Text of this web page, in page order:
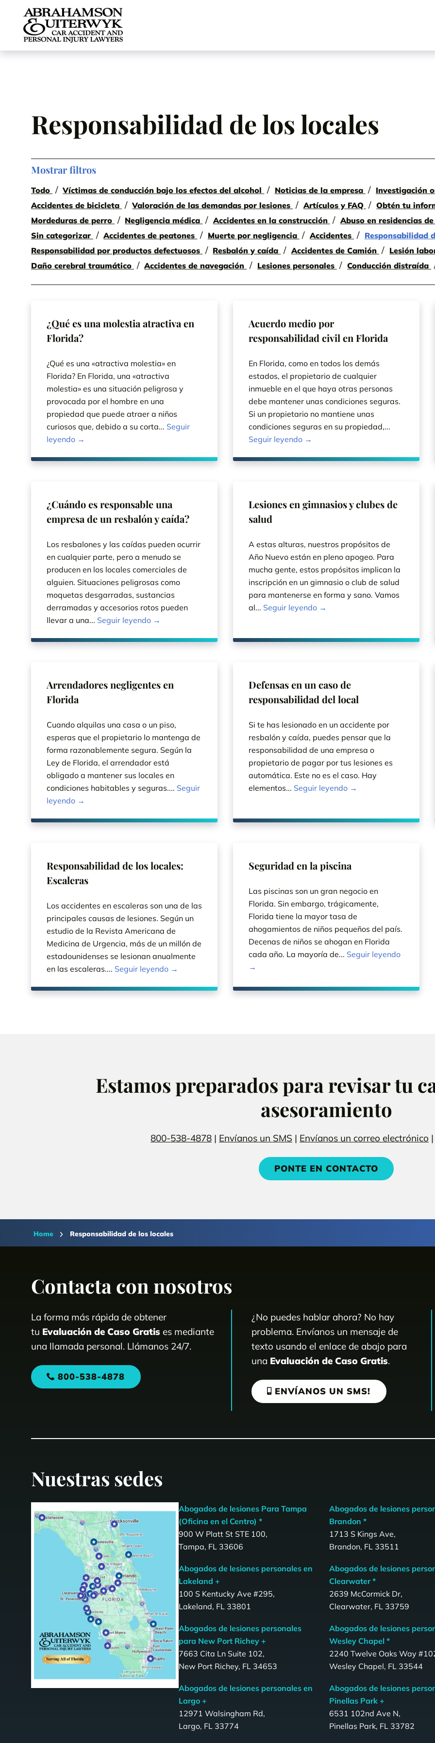
Skip to content
Responsabilidad de los locales
Mostrar filtros
Todo Víctimas de conducción bajo los efectos del alcohol Noticias de la empresa Investigación
Accidentes de bicicleta
Valoración de las demandas por lesiones Artículos y FAQ Obtén tu
Mordeduras de perro
Negligencia médica Accidentes en la construcción Abuso en residencias
Sin categorizar
Accidentes de peatones Muerte por negligencia Accidentes
Responsabilidad
Responsabilidad por productos defectuosos
Resbalón y caída Accidentes de Camión Lesión
Daño cerebral traumático
Accidentes de navegación Lesiones personales Conducción distraída
¿Qué es una molestia atractiva en
Florida?
¿Qué es una «atractiva molestia» en
Florida? En Florida, una «atractiva
molestia» es una situación peligrosa y
provocada por el hombre en una
propiedad que puede atraer a niños
curiosos que, debido a su corta... Seguir
leyendo →
Acuerdo medio por
responsabilidad civil en Florida
En Florida, como en todos los demás
estados, el propietario de cualquier
inmueble en el que haya otras personas
debe mantener unas condiciones seguras.
Si un propietario no mantiene unas
condiciones seguras en su propiedad,...
Seguir leyendo →
¿Cuándo es responsable una
empresa de un resbalón y caída?
Los resbalones y las caídas pueden ocurrir
en cualquier parte, pero a menudo se
producen en los locales comerciales de
alguien. Situaciones peligrosas como
moquetas desgarradas, sustancias
derramadas y accesorios rotos pueden
llevar a una... Seguir leyendo →
Lesiones en gimnasios y clubes de
salud
A estas alturas, nuestros propósitos de
Año Nuevo están en pleno apogeo. Para
mucha gente, estos propósitos implican la
inscripción en un gimnasio o club de salud
para mantenerse en forma y sano. Vamos
al... Seguir leyendo →
Arrendadores negligentes en
Florida
Cuando alquilas una casa o un piso,
esperas que el propietario lo mantenga de
forma razonablemente segura. Según la
Ley de Florida, el arrendador está
obligado a mantener sus locales en
condiciones habitables y seguras.... Seguir
leyendo →
Defensas en un caso de
responsabilidad del local
Si te has lesionado en un accidente por
resbalón y caída, puedes pensar que la
responsabilidad de una empresa o
propietario de pagar por tus lesiones es
automática. Este no es el caso. Hay
elementos... Seguir leyendo →
Responsabilidad de los locales:
Escaleras
Los accidentes en escaleras son una de las
principales causas de lesiones. Según un
estudio de la Revista Americana de
Medicina de Urgencia, más de un millón de
estadounidenses se lesionan anualmente
en las escaleras.... Seguir leyendo →
Seguridad en la piscina
Las piscinas son un gran negocio en
Florida. Sin embargo, trágicamente,
Florida tiene la mayor tasa de
ahogamientos de niños pequeños del país.
Decenas de niños se ahogan en Florida
cada año. La mayoría de... Seguir leyendo
→
Estamos preparados para revisar tu
asesoramiento
800-538-4878 | Envíanos un SMS | Envíanos un correo electrónico
PONTE EN CONTACTO
Home Responsabilidad de los locales
Contacta con nosotros
La forma más rápida de obtener
tu Evaluación de Caso Gratis es mediante
una llamada personal. Llámanos 24/7.
800-538-4878
¿No puedes hablar ahora? No hay
problema. Envíanos un mensaje de
texto usando el enlace de abajo para
una Evaluación de Caso Gratis.
ENVÍANOS UN SMS!
Nuestras sedes
Abogados de lesiones Para Tampa
(Oficina en el Centro) *
900 W Platt St STE 100,
Tampa, FL 33606
Abogados de lesiones
Brandon *
1713 S Kings Ave,
Brandon, FL 33511
Abogados de lesiones personales en
Lakeland +
100 S Kentucky Ave #295,
Lakeland, FL 33801
Abogados de lesiones
Clearwater *
2639 McCormick Dr,
Clearwater, FL 33759
Abogados de lesiones personales
para New Port Richey +
7663 Cita Ln Suite 102,
New Port Richey, FL 34653
Abogados de lesiones
Wesley Chapel *
2240 Twelve Oaks Way
Wesley Chapel, FL 33544
Abogados de lesiones personales en
Largo +
12971 Walsingham Rd,
Largo, FL 33774
Abogados de lesiones
Pinellas Park +
6531 102nd Ave N,
Pinellas Park, FL 33782